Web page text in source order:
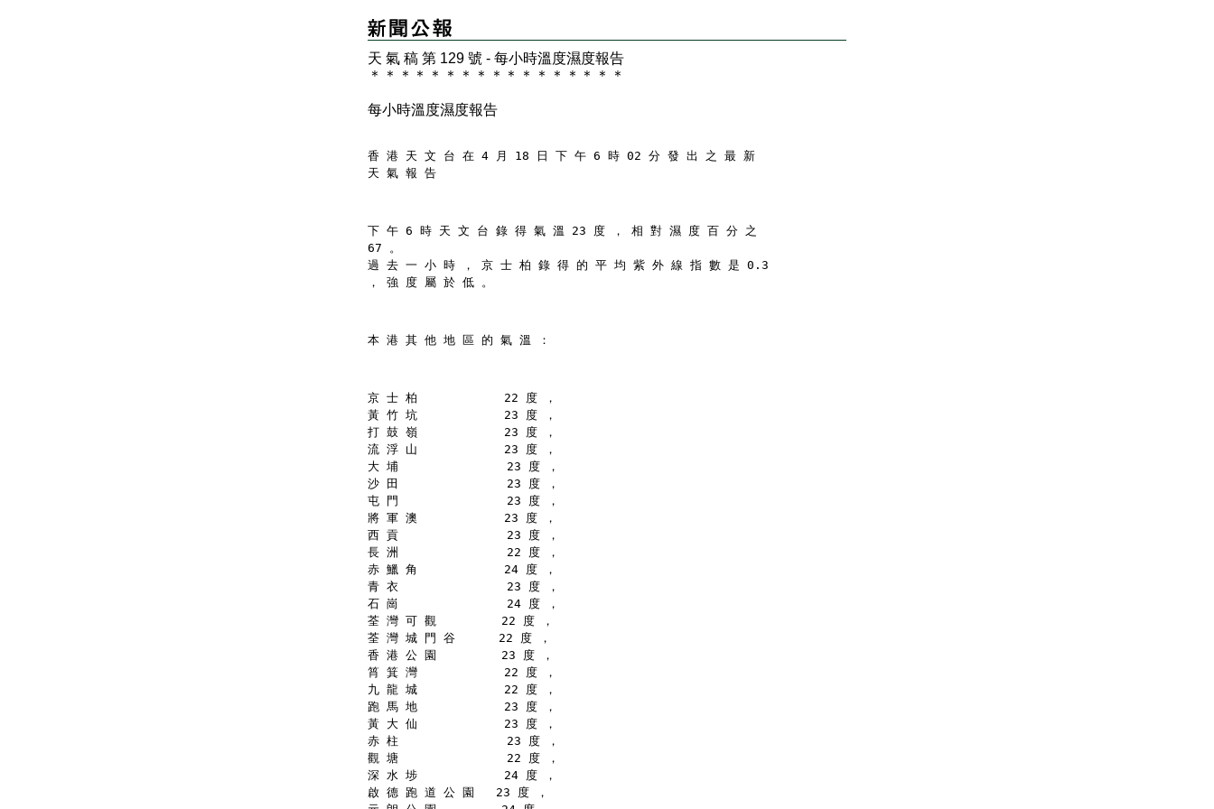
天 氣 稿 第 129 號 - 每小時溫度濕度報告
＊
＊ ＊ ＊ ＊ ＊ ＊ ＊ ＊ ＊ ＊ ＊ ＊ ＊ ＊ ＊ ＊
每小時溫度濕度報告
香 港 天 文 台 在 4 月 18 日 下 午 6 時 02 分 發 出 之 最 新
天 氣 報 告
下 午 6 時 天 文 台 錄 得 氣 溫 23 度 ， 相 對 濕 度 百 分 之
67 。
過 去 一 小 時 ， 京 士 柏 錄 得 的 平 均 紫 外 線 指 數 是 0.3
， 強 度 屬 於 低 。
本 港 其 他 地 區 的 氣 溫 ：
京 士 柏            22 度 ，
黃 竹 坑            23 度 ，
打 鼓 嶺            23 度 ，
流 浮 山            23 度 ，
大 埔               23 度 ，
沙 田               23 度 ，
屯 門               23 度 ，
將 軍 澳            23 度 ，
西 貢               23 度 ，
長 洲               22 度 ，
赤 鱲 角            24 度 ，
青 衣               23 度 ，
石 崗               24 度 ，
荃 灣 可 觀         22 度 ，
荃 灣 城 門 谷      22 度 ，
香 港 公 園         23 度 ，
筲 箕 灣            22 度 ，
九 龍 城            22 度 ，
跑 馬 地            23 度 ，
黃 大 仙            23 度 ，
赤 柱               23 度 ，
觀 塘               22 度 ，
深 水 埗            24 度 ，
啟 德 跑 道 公 園   23 度 ，